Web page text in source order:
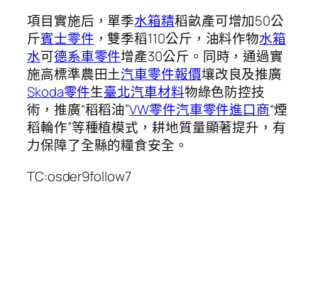
項目實施后，單季水箱精稻畝產可增加50公
斤賓士零件 ，雙季稻110公斤，油料作物水箱
水可德系車零件增產30公斤。同時，通過實
施高標準農田土汽車零件報價壤改良及推廣
Skoda零件生臺北汽車材料物綠色防控技
術，推廣“稻稻油”VW零件汽車零件進口商“煙
稻輪作”等種植模式，耕地質量顯著提升，有
力保障了全縣的糧食安全。
TC:osder9follow7